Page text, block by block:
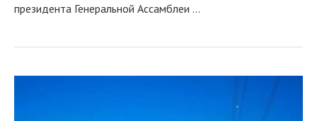
президента Генеральной Ассамблеи …